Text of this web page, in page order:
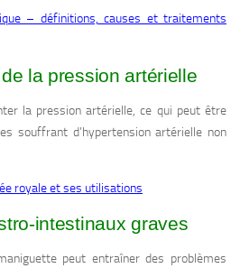
– définitions, causes et traitements
la pression artérielle
la pression artérielle, ce qui peut être
souffrant d’hypertension artérielle non
royale et ses utilisations
intestinaux graves
peut entraîner des problèmes